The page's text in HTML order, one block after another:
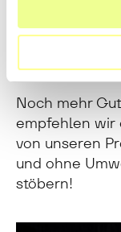
Direkt
Küche
Noch mehr
empfehlen wir
von unseren
und ohne
stöbern!